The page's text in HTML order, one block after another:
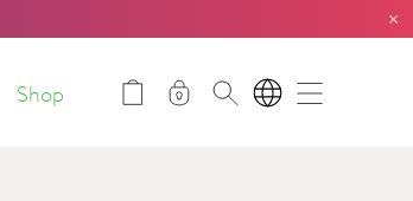
×
Shop DE